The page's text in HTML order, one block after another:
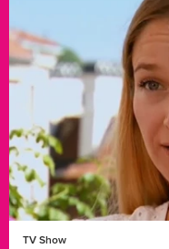
TV Show